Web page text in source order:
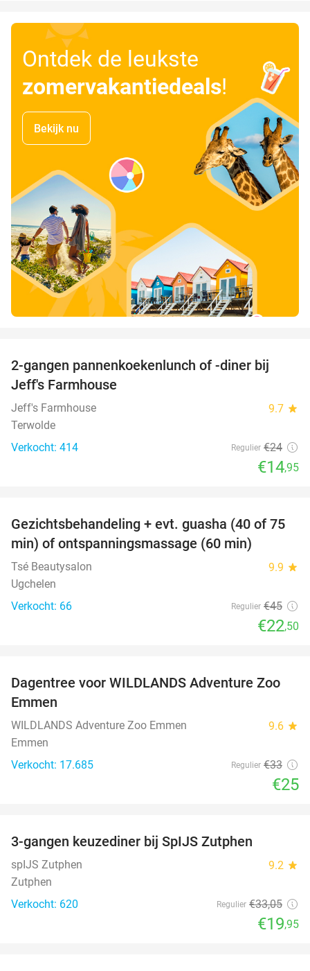
Ontdek de leukste
zomervakantiedeals!
Bekijk nu
38%
2-gangen pannenkoekenlunch of -diner bij
Jeff's Farmhouse
Jeff's Farmhouse 9.7 star
Terwolde
Verkocht: 414
Regulier €24
€14,95
50%
OUT
Gezichtsbehandeling + evt. guasha (40 of 75
min) of ontspanningsmassage (60 min)
Tsé Beautysalon 9.9 star
Ugchelen
Verkocht: 66
Regulier €45
€22,50
24%
Dagentree voor WILDLANDS Adventure Zoo
Emmen
WILDLANDS Adventure Zoo Emmen 9.6 star
Emmen
Verkocht: 17.685
Regulier €33
€25
3-gangen keuzediner bij SpIJS Zutphen
spIJS Zutphen 9.2 star
Zutphen
Verkocht: 620
Regulier €33,05
€19,95